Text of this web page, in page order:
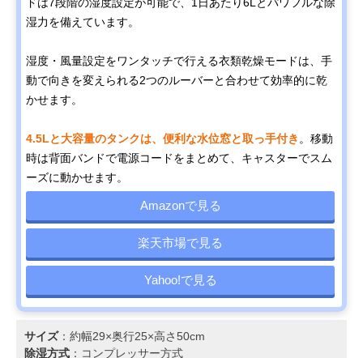
湿力を備えています。
湿度・風量設定をワンタッチで行える衣類乾燥モードは、手
動で向きを変えられる2つのルーバーと合わせて効率的に乾
かせます。
4.5Lと大容量のタンクは、便利な水位窓と取っ手付き 。移動
時は背面バンドで電源コードをまとめて、キャスターでスム
ーズに動かせます。
Amazonで見る
楽天市場で見る
Yahoo!で見る
サイズ：約幅29×奥行25×高さ50cm
除湿方式 ：コンプレッサー方式